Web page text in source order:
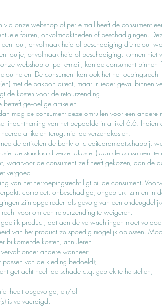
onze webshop of per e-mail heeft de consument
fouten, onvolmaaktheden of beschadigingen.
fout, onvolmaaktheid of beschadiging die retour
foutje, onvolmaaktheid of beschadiging, kunnen niet
webshop of per e-mail, kan de consument
De consument kan ook het
met de pakbon direct, maar in ieder geval binnen
de kosten voor de retourzending.
gevoelige artikelen.
mag de consument deze omruilen voor een
inachtneming van het bepaalde in artikel 6.6.
artikelen terug, niet de verzendkosten.
artikelen de bank- of creditcardmaatschappij,
de standaard verzendkosten) aan de consument te
waarvoor de consument zelf heeft gekozen, dan de
vergoed.
van het herroepingsrecht ligt bij de consument.
compleet, onbeschadigd, ongebruikt zijn en in
zijn opgetreden als gevolg van een
voor om een retourzending te weigeren.
product, dat aan de verwachtingen moet
van het product zo spoedig mogelijk oplossen.
bijkomende kosten, annuleren.
onder andere wanneer:
van de kleding bedoeld);
getracht heeft de schade c.q. gebrek te herstellen;
heeft opgevolgd; en/of
is vervaardigd.